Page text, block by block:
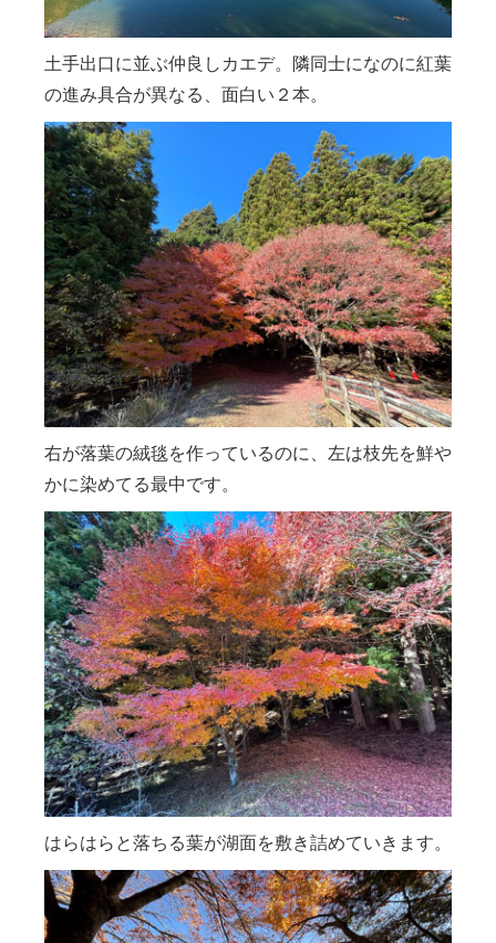
土手出口に並ぶ仲良しカエデ。隣同士になのに紅葉
の進み具合が異なる、面白い２本。
右が落葉の絨毯を作っているのに、左は枝先を鮮や
かに染めてる最中です。
はらはらと落ちる葉が湖面を敷き詰めていきます。